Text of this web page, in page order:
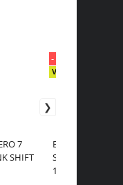
7
SHIFT
Bežecké lyže
SNOW 47 eSKIN
VÝPREDAJ
- 40%
174 €